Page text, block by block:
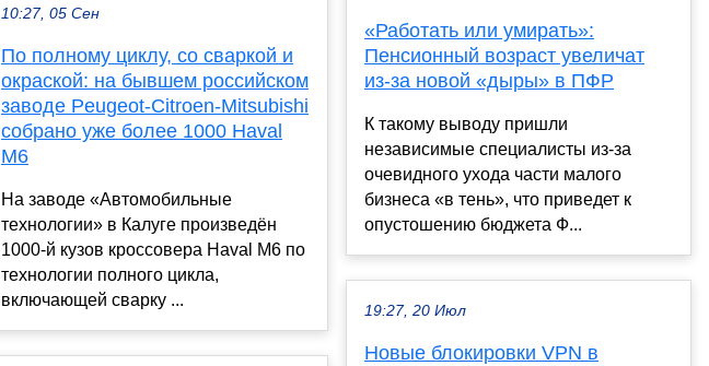
10:27, 05 Сен
По полному циклу, со сваркой и
окраской: на бывшем российском
заводе Peugeot-Citroen-Mitsubishi
собрано уже более 1000 Haval
M6
На заводе «Автомобильные
технологии» в Калуге произведён
1000-й кузов кроссовера Haval M6 по
технологии полного цикла,
включающей сварку ...
«Работать или умирать»:
Пенсионный возраст увеличат
из-за новой «дыры» в ПФР
К такому выводу пришли
независимые специалисты из-за
очевидного ухода части малого
бизнеса «в тень», что приведет к
опустошению бюджета Ф...
19:27, 20 Июл
Новые блокировки VPN в